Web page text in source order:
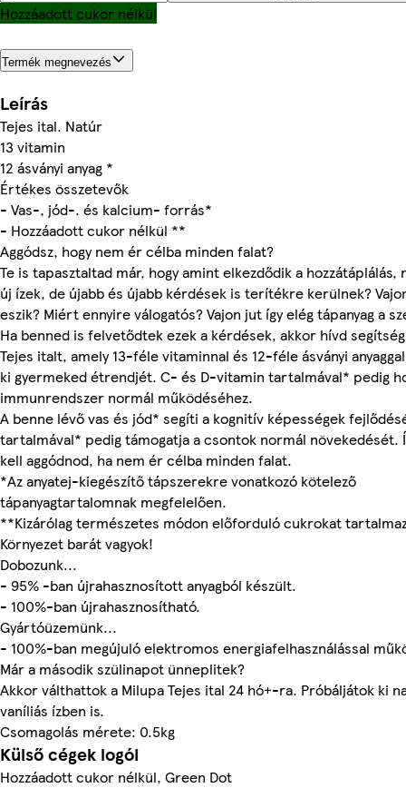
Hozzáadott cukor nélkül
Termék megnevezés
Leírás
Tejes ital. Natúr
13 vitamin
12 ásványi anyag *
Értékes összetevők
- Vas-, jód-. és kalcium- forrás*
- Hozzáadott cukor nélkül **
Aggódsz, hogy nem ér célba minden falat?
Te is tapasztaltad már, hogy amint elkezdődik a hozzátáplálás,
új ízek, de újabb és újabb kérdések is terítékre kerülnek?
eszik? Miért ennyire válogatós? Vajon jut így elég tápanyag a
Ha benned is felvetődtek ezek a kérdések, akkor hívd
Tejes italt, amely 13-féle vitaminnal és 12-féle ásványi
ki gyermeked étrendjét. C- és D-vitamin tartalmával* pedig
immunrendszer normál működéséhez.
A benne lévő vas és jód* segíti a kognitív képességek
tartalmával* pedig támogatja a csontok normál növekedését.
kell aggódnod, ha nem ér célba minden falat.
*Az anyatej-kiegészítő tápszerekre vonatkozó kötelező
tápanyagtartalomnak megfelelően.
**Kizárólag természetes módon előforduló cukrokat
Környezet barát vagyok!
Dobozunk...
- 95% -ban újrahasznosított anyagból készült.
- 100%-ban újrahasznosítható.
Gyártóüzemünk...
- 100%-ban megújuló elektromos energiafelhasználással
Már a második szülinapot ünneplitek?
Akkor válthattok a Milupa Tejes ital 24 hó+-ra. Próbáljátok ki
vaníliás ízben is.
Csomagolás mérete: 0.5kg
Külső cégek logói
Hozzáadott cukor nélkül, Green Dot